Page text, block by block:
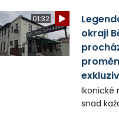
01:32
okraji
Ikonické
snad